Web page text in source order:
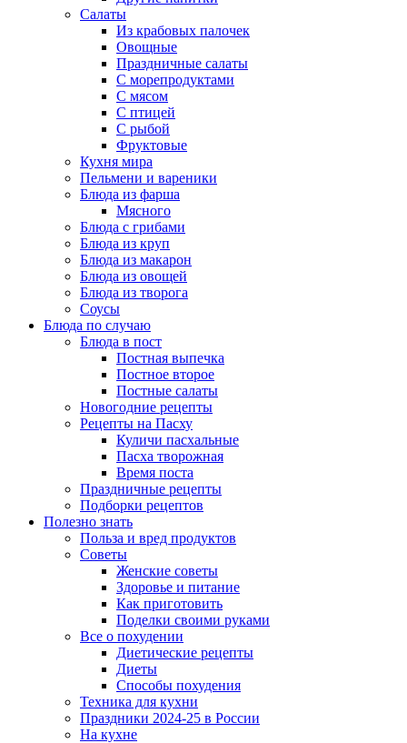
Салаты
Из крабовых палочек
Овощные
Праздничные салаты
С морепродуктами
С мясом
С птицей
С рыбой
Фруктовые
Кухня мира
Пельмени и вареники
Блюда из фарша
Мясного
Блюда с грибами
Блюда из круп
Блюда из макарон
Блюда из овощей
Блюда из творога
Соусы
Блюда по случаю
Блюда в пост
Постная выпечка
Постное второе
Постные салаты
Новогодние рецепты
Рецепты на Пасху
Куличи пасхальные
Пасха творожная
Время поста
Праздничные рецепты
Подборки рецептов
Полезно знать
Польза и вред продуктов
Советы
Женские советы
Здоровье и питание
Как приготовить
Поделки своими руками
Все о похудении
Диетические рецепты
Диеты
Способы похудения
Техника для кухни
Праздники 2024-25 в России
На кухне